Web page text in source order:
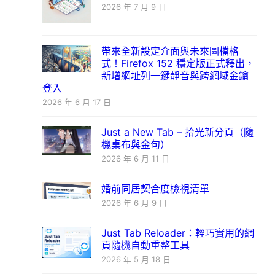
2026 年 7 月 9 日
帶來全新設定介面與未來圖檔格
式！Firefox 152 穩定版正式釋出，
新增網址列一鍵靜音與跨網域金鑰
登入
2026 年 6 月 17 日
Just a New Tab – 拾光新分頁（隨
機桌布與金句）
2026 年 6 月 11 日
婚前同居契合度檢視清單
2026 年 6 月 9 日
Just Tab Reloader：輕巧實用的網
頁隨機自動重整工具
2026 年 5 月 18 日